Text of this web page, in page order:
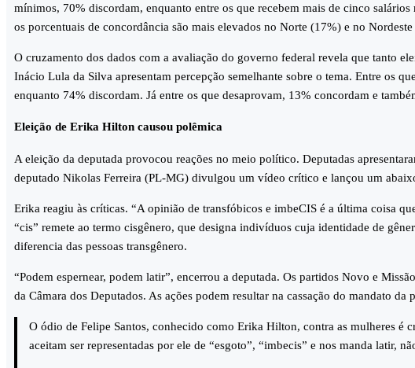
mínimos, 70% discordam, enquanto entre os que recebem mais de cinco
os porcentuais de concordância são mais elevados no Norte (17%) e no
O cruzamento dos dados com a avaliação do governo federal revela que tanto
Inácio Lula da Silva apresentam percepção semelhante sobre o tema. Entre os
enquanto 74% discordam. Já entre os que desaprovam, 13% concordam e
Eleição de Erika Hilton causou polêmica
A eleição da deputada provocou reações no meio político. Deputadas
deputado Nikolas Ferreira (PL-MG) divulgou um vídeo crítico e lançou um
Erika reagiu às críticas. “A opinião de transfóbicos e imbeCIS é a última coisa
“cis” remete ao termo cisgênero, que designa indivíduos cuja identidade de
diferencia das pessoas transgênero.
“Podem espernear, podem latir”, encerrou a deputada. Os partidos Novo e
da Câmara dos Deputados. As ações podem resultar na cassação do mandato da
O ódio de Felipe Santos, conhecido como Erika Hilton, contra as mulheres é
aceitam ser representadas por ele de “esgoto”, “imbecis” e nos manda latir,